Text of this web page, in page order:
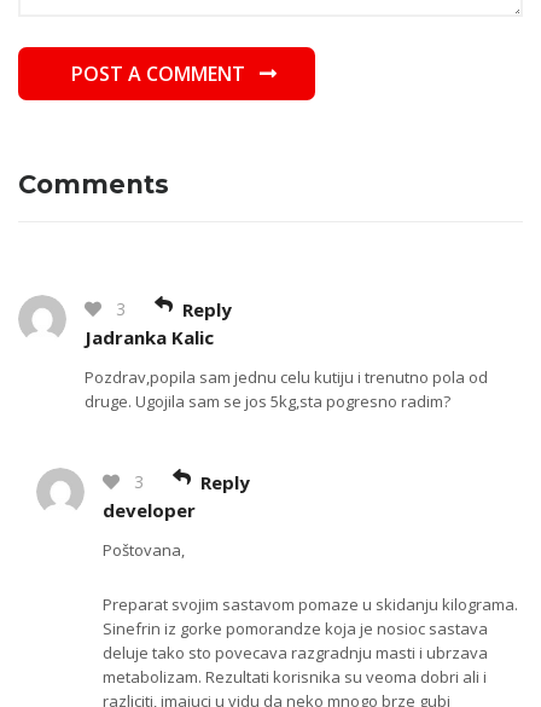
POST A COMMENT
POST A COMMENT
Comments
3
Reply
Jadranka Kalic
Pozdrav,popila sam jednu celu kutiju i trenutno pola od
druge. Ugojila sam se jos 5kg,sta pogresno radim?
3
Reply
developer
Poštovana,
Preparat svojim sastavom pomaze u skidanju kilograma.
Sinefrin iz gorke pomorandze koja je nosioc sastava
deluje tako sto povecava razgradnju masti i ubrzava
metabolizam. Rezultati korisnika su veoma dobri ali i
razliciti, imajuci u vidu da neko mnogo brze gubi